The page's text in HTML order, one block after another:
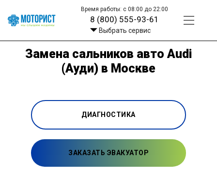
Время работы: с 08:00 до 22:00
8 (800) 555-93-61
Выбрать сервис
Замена сальников авто Audi
(Ауди) в Москве
ДИАГНОСТИКА
ЗАКАЗАТЬ ЭВАКУАТОР